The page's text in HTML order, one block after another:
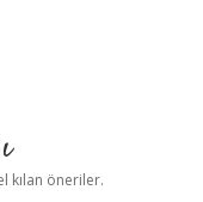
kılan öneriler.